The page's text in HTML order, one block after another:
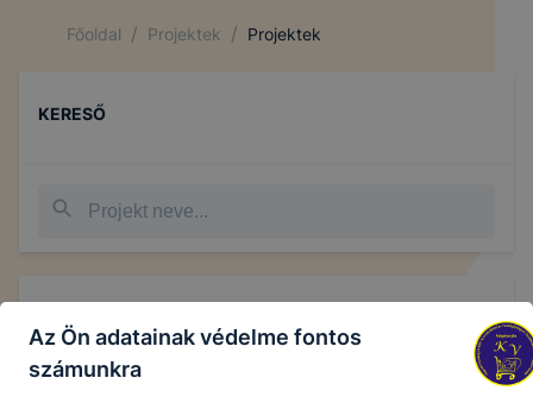
Főoldal / Projektek / Projektek
KERESŐ
Projektek
Az Ön adatainak védelme fontos
számunkra